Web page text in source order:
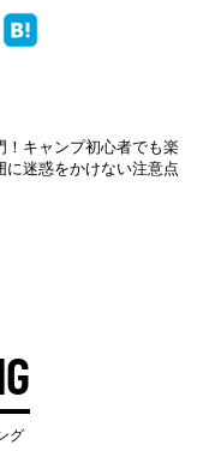
！キャンプ初心者でも楽
に迷惑をかけない注意点
グ